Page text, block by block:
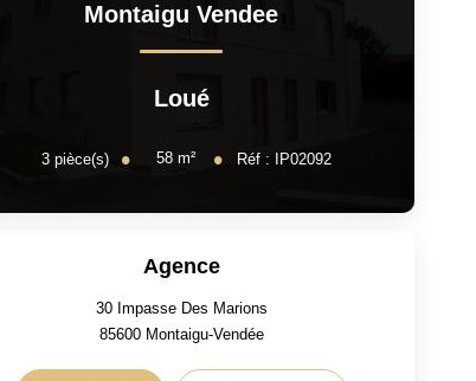
Montaigu Vendee
Loué
3 pièce(s) 58 m² Réf : IP02092
Agence
30 Impasse Des Marions
85600 Montaigu-Vendée